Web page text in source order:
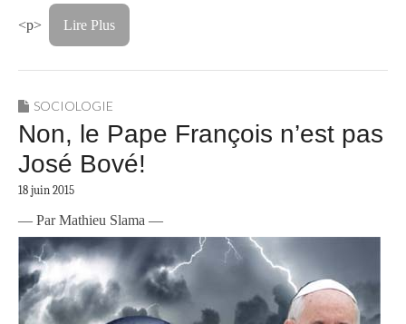
<p> Lire Plus
SOCIOLOGIE
Non, le Pape François n’est pas
José Bové!
18 juin 2015
— Par Mathieu Slama —